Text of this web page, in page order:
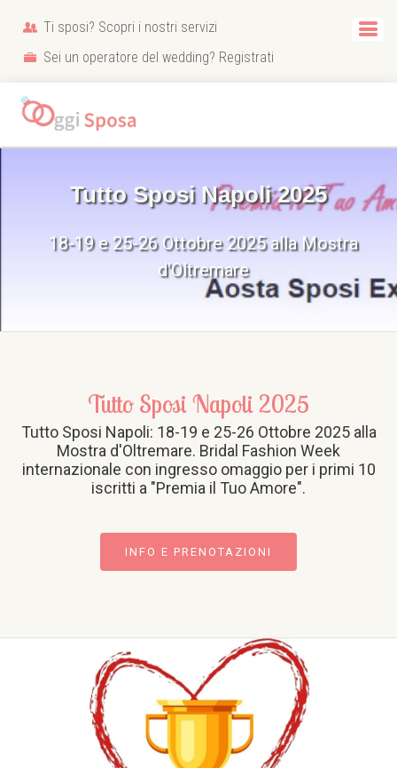
Ti sposi? Scopri i nostri servizi
Sei un operatore del wedding? Registrati
Tutto Sposi Napoli 2025
18-19 e 25-26 Ottobre 2025 alla Mostra
d'Oltremare
Tutto Sposi Napoli 2025
Tutto Sposi Napoli: 18-19 e 25-26 Ottobre 2025 alla
Mostra d'Oltremare. Bridal Fashion Week
internazionale con ingresso omaggio per i primi 10
iscritti a "Premia il Tuo Amore".
INFO E PRENOTAZIONI